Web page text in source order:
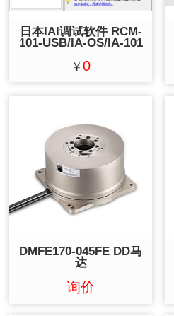
日本IAI调试软件 RCM-
101-USB/IA-OS/IA-101
￥0
DMFE170-045FE DD马
达
询价